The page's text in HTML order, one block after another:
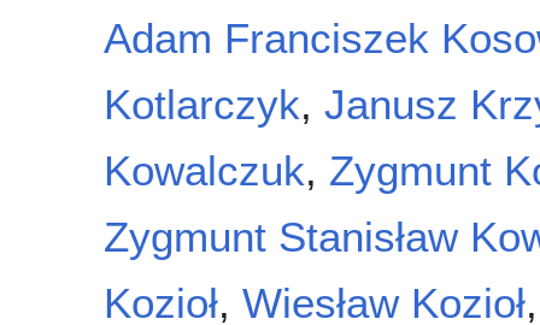
Adam Franciszek
Kotlarczyk, Janusz
Kowalczuk, Zygmunt
Zygmunt Stanisław
Kozioł, Wiesław Kozioł